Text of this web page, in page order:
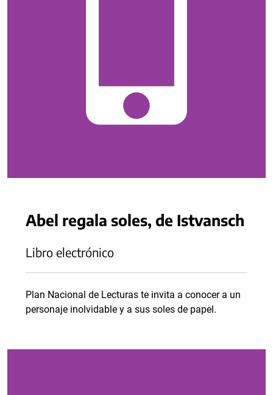
Abel regala soles, de Istvansch
Libro electrónico
Plan Nacional de Lecturas te invita a conocer a un
personaje inolvidable y a sus soles de papel.